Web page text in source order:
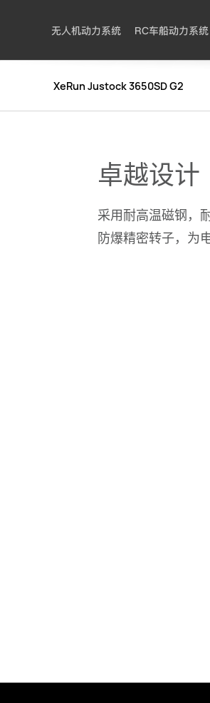
无人机动力系统 RC车船动力系统
XeRun Justock 3650SD G2
卓越设计
采用耐高温磁钢，
防爆精密转子，为